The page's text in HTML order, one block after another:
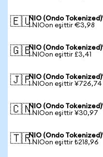
🇪🇺NIO (Ondo
1 NIOon eşittir €3,98
🇬🇧NIO (Ondo
1 NIOon eşittir £3,41
🇯🇵NIO (Ondo
1 NIOon eşittir ¥726,74
🇨🇳NIO (Ondo
1 NIOon eşittir ¥30,97
🇹🇷NIO (Ondo
1 NIOon eşittir ₺218,96